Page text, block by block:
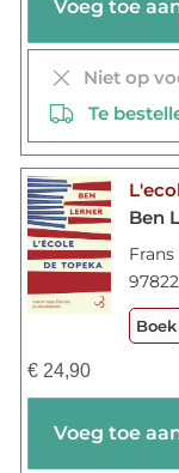
Niet op
Te
Ben
Boek
€24,90